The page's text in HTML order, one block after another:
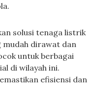
solusi tenaga listrik
mudah dirawat dan
untuk berbagai
di wilayah ini.
efisiensi dan